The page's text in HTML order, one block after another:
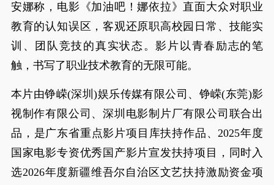
安娜称，电影《加油吧！娜依拉》直面大众对职业
教育的认知误区，客观还原职高校园日常、技能实
训、团队竞技的真实状态。影片以青春励志的笔
触，书写了职业技术教育的无限可能。
本片由铮嵘(深圳)娱乐传媒有限公司、铮嵘(东莞)影
视制作有限公司、深圳电影制片厂有限公司联合出
品，是广东省重点影片项目库扶持作品、2025年度
国家电影专资优秀国产影片宣发扶持项目，同时入
选2026年度新疆维吾尔自治区文艺扶持激励资金项